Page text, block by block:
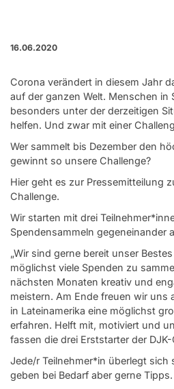
16.06.2020
Corona verändert in diesem Jahr
auf der ganzen Welt. Menschen in
besonders unter der derzeitigen
helfen. Und zwar mit einer
Wer sammelt bis Dezember den
gewinnt so unsere Challenge?
Hier geht es zur Pressemitteilung
Challenge.
Wir starten mit drei
Spendensammeln gegeneinander
„Wir sind gerne bereit unser
möglichst viele Spenden zu
nächsten Monaten kreativ und
meistern. Am Ende freuen wir uns
in Lateinamerika eine möglichst
erfahren. Helft mit, motiviert und
fassen die drei Erststarter der
Jede/r Teilnehmer*in überlegt sich
geben bei Bedarf aber gerne